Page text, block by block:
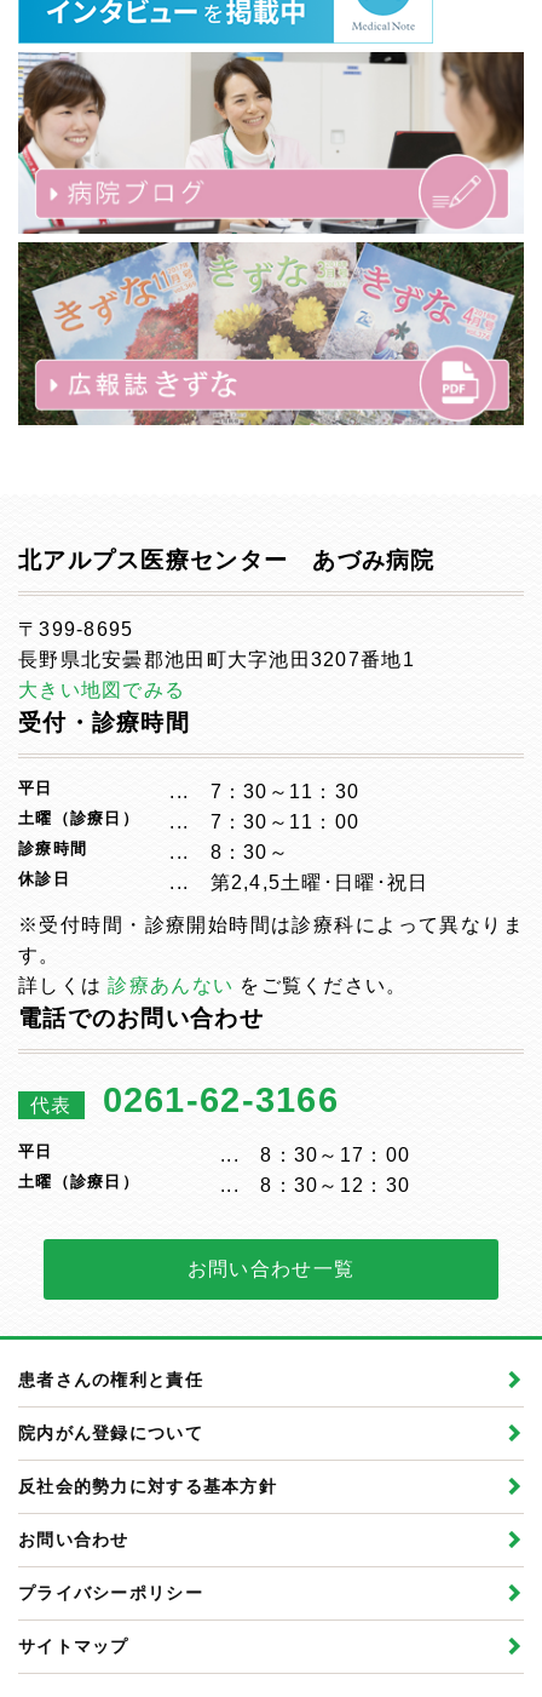
北アルプス医療センター あづみ病院
〒399-8695
長野県北安曇郡池田町大字池田3207番地1
大きい地図でみる
受付・診療時間
平日 7：30～11：30
土曜（診療日） 7：30～11：00
診療時間 8：30～
休診日 第2,4,5土曜･日曜･祝日
※受付時間・診療開始時間は診療科によって異なりま
す。
詳しくは診療あんない をご覧ください。
電話でのお問い合わせ
代表 0261-62-3166
平日 8：30～17：00
土曜（診療日） 8：30～12：30
お問い合わせ一覧
患者さんの権利と責任
院内がん登録について
反社会的勢力に対する基本方針
お問い合わせ
プライバシーポリシー
サイトマップ